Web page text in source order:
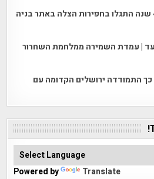
פתילות קדומות בנות 4,000 שנה התגלו בחפירות הצלה באתר בניה
| עמדת השמירה ממלחמת השחרור
כך התמודדה ירושלים הקדומה עם
Powered by Translate